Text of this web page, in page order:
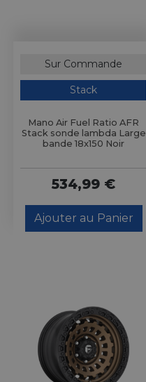
Sur Commande
Stack
Mano Air Fuel Ratio AFR
Stack sonde lambda Large
bande 18x150 Noir
534,99 €
Ajouter au Panier